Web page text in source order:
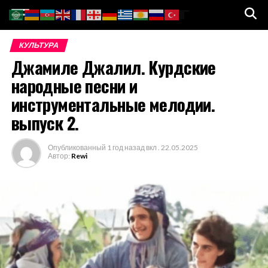
КУЛЬТУРА
Джамиле Джалил. Курдские
народные песни и
инструментальные мелодии.
выпуск 2.
Опубликованный 1 год назад вкл . 22.05.2025
Автор: Rewi
Go to mobile version